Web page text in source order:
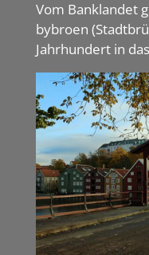
Vom Banklandet
bybroen
Jahrhundert in